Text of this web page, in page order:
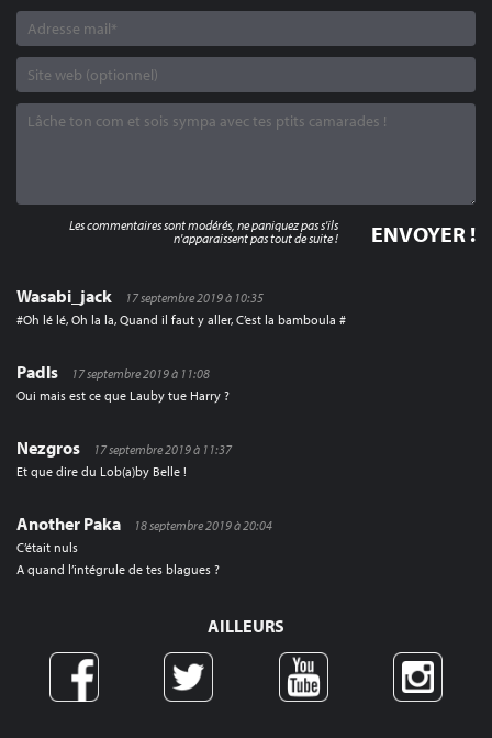
Wasabi_jack
17 septembre 2019 à 10:35
#Oh lé lé, Oh la la, Quand il faut y aller, C’est la bamboula #
Padls
17 septembre 2019 à 11:08
Oui mais est ce que Lauby tue Harry ?
Nezgros
17 septembre 2019 à 11:37
Et que dire du Lob(a)by Belle !
Another Paka
18 septembre 2019 à 20:04
C’était nuls
A quand l’intégrule de tes blagues ?
Les commentaires sont modérés, ne paniquez pas s'ils
n'apparaissent pas tout de suite !
AILLEURS